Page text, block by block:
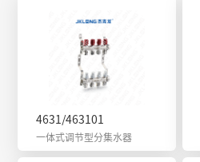
4631/463101
一体式调节型分集水器